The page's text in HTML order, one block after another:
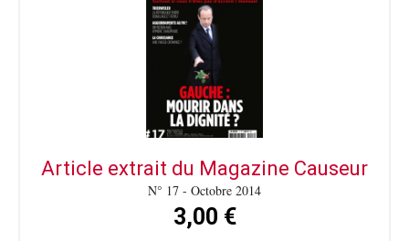
Article extrait du Magazine Causeur
N° 17 - Octobre 2014
3,00 €